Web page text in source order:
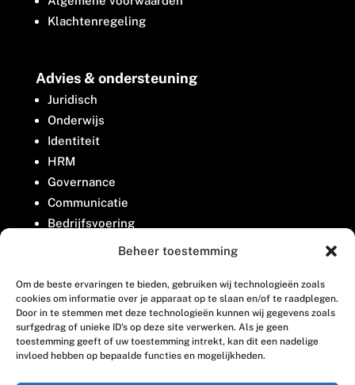
Beheer toestemming
Om de beste ervaringen te bieden, gebruiken wij technologieën zoals
cookies om informatie over je apparaat op te slaan en/of te raadplegen.
Door in te stemmen met deze technologieën kunnen wij gegevens zoals
surfgedrag of unieke ID's op deze site verwerken. Als je geen
toestemming geeft of uw toestemming intrekt, kan dit een nadelige
invloed hebben op bepaalde functies en mogelijkheden.
Klachtenregeling
Advies & ondersteuning
Juridisch
Onderwijs
Identiteit
HRM
Governance
Communicatie
Bedrijfsvoering
Belangenbehartiging
Contact
Houttuinlaan 8
3447 GM Woerden